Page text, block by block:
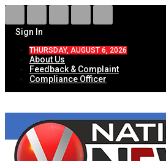
Sign In
THURSDAY, AUGUST 6, 2026
About Us
Feedback & Complaint
Compliance Officer
HOME
ताज़ा खबरें